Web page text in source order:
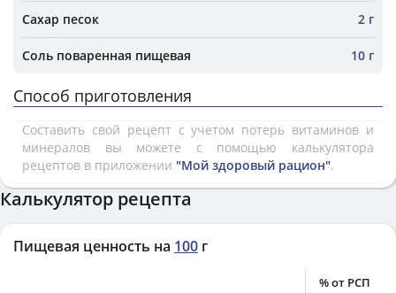
Сахар песок 2 г
Соль поваренная пищевая 10 г
Способ приготовления
Составить свой рецепт с учетом потерь витаминов и
минералов вы можете с помощью калькулятора
рецептов в приложении "Мой здоровый рацион".
Калькулятор рецепта
Пищевая ценность на 100 г
% от РСП